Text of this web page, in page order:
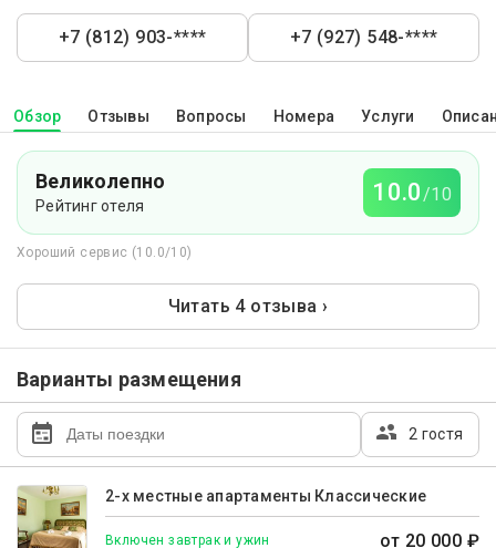
+7 (812) 903-**** +7 (927) 548-****
Обзор Отзывы Вопросы Номера Услуги
Великолепно
Рейтинг отеля 10.0/10
Хороший сервис (10.0/10)
Читать 4 отзыва ›
Варианты размещения
2 гостя
2-х местные апартаменты Классические
Включен завтрак и ужин от 20 000 ₽